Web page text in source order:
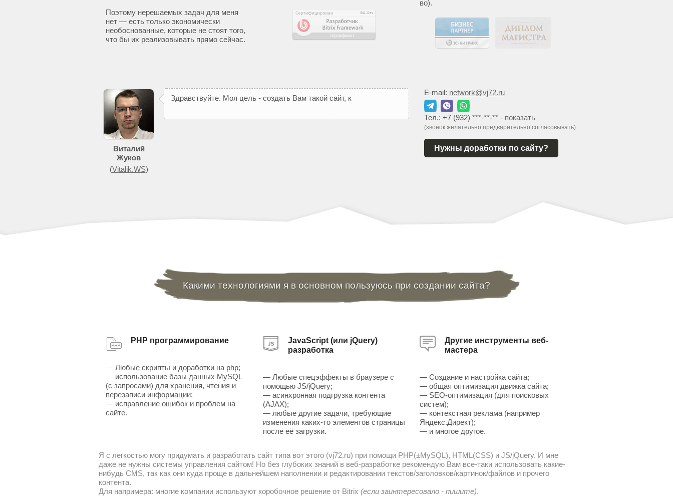
Поэтому нерешаемых задач для меня
нет — есть только экономически
необоснованные, которые не стоят того,
что бы их реализовывать прямо сейчас.
во).
Виталий
Жуков
(Vitalik.WS)
Здравствуйте. Моя цель - создать Вам такой сайт, к
E-mail: network@vj72.ru
Тел.: +7 (932) ***-**-** - показать
(звонок желательно предварительно согласовывать)
Нужны доработки по сайту?
Какими технологиями я в основном пользуюсь при создании сайта?
PHP программирование
— Любые скрипты и доработки на php;
— использование базы данных MySQL
(с запросами) для хранения, чтения и
перезаписи информации;
— исправление ошибок и проблем на
сайте.
JavaScript (или jQuery)
разработка
— Любые спецэффекты в браузере с
помощью JS/jQuery;
— асинхронная подгрузка контента
(AJAX);
— любые другие задачи, требующие
изменения каких-то элементов страницы
после её загрузки.
Другие инструменты веб-
мастера
— Создание и настройка сайта;
— общая оптимизация движка сайта;
— SEO-оптимизация (для поисковых
систем);
— контекстная реклама (например
Яндекс.Директ);
— и многое другое.
Я с легкостью могу придумать и разработать сайт типа вот этого (vj72.ru) при помощи PHP(±MySQL), HTML(CSS) и JS/jQuery. И мне
даже не нужны системы управления сайтом! Но без глубоких знаний в веб-разработке рекомендую Вам все-таки использовать какие-
нибудь CMS, так как они куда проще в дальнейшем наполнении и редактировании текстов/заголовков/картинок/файлов и прочего
контента.
Для напримера: многие компании используют коробочное решение от Bitrix (если заинтересовало - пишите).